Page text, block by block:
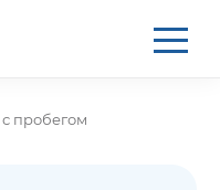
пробегом